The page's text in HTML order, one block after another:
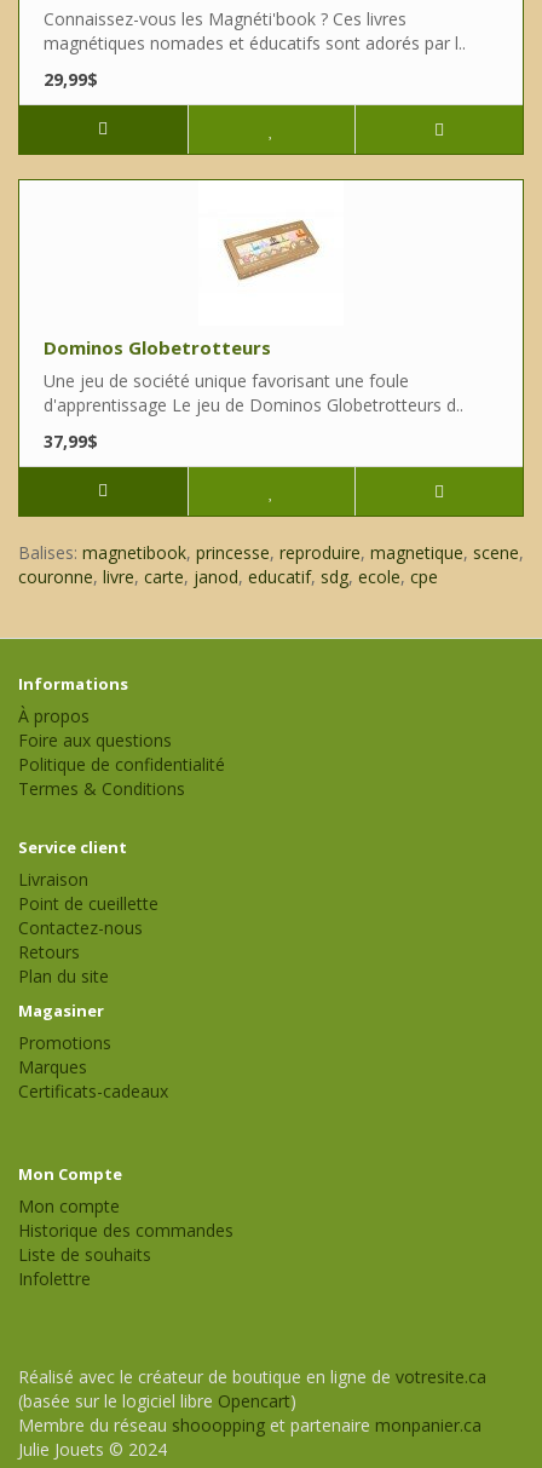
Connaissez-vous les Magnéti'book ? Ces livres
magnétiques nomades et éducatifs sont adorés par l..
29,99$
Dominos Globetrotteurs
Une jeu de société unique favorisant une foule
d'apprentissage Le jeu de Dominos Globetrotteurs d..
37,99$
Balises: magnetibook, princesse, reproduire, magnetique, scene,
couronne, livre, carte, janod, educatif, sdg, ecole, cpe
Informations
À propos
Foire aux questions
Politique de confidentialité
Termes & Conditions
Service client
Livraison
Point de cueillette
Contactez-nous
Retours
Plan du site
Magasiner
Promotions
Marques
Certificats-cadeaux
Mon Compte
Mon compte
Historique des commandes
Liste de souhaits
Infolettre
Réalisé avec le créateur de boutique en ligne de votresite.ca
(basée sur le logiciel libre Opencart)
Membre du réseau shooopping et partenaire monpanier.ca
Julie Jouets © 2024